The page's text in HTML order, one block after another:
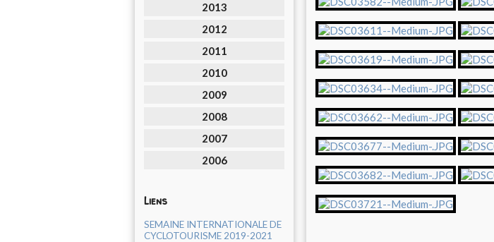
2013
2012
2011
2010
2009
2008
2007
2006
Liens
SEMAINE INTERNATIONALE DE
CYCLOTOURISME 2019-2021